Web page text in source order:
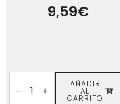
9,59€
Gel
Rizos
Definidos
AÑADIR
AL
CARRITO